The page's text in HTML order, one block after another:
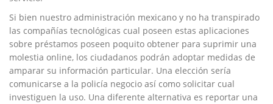
Si bien nuestro administración mexicano y no ha transpirado
las compañías tecnológicas cual poseen estas aplicaciones
sobre préstamos poseen poquito obtener para suprimir una
molestia online, los ciudadanos podrán adoptar medidas de
amparar su información particular. Una elección serí­a
comunicarse a la policía negocio así­ como solicitar cual
investiguen la uso. Una diferente alternativa es reportar una